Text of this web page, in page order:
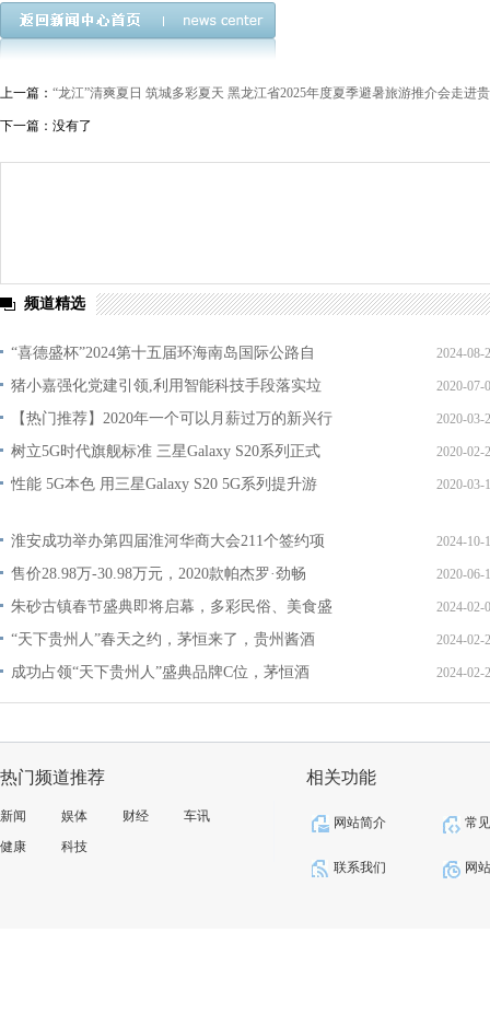
上一篇： “龙江”清爽夏日 筑城多彩夏天 黑龙江省2025年度夏季避暑旅游推介会走进
下一篇：没有了
频道精选
“喜德盛杯”2024第十五届环海南岛国际公路自 2024-08-
猪小嘉强化党建引领,利用智能科技手段落实垃 2020-07-
【热门推荐】2020年一个可以月薪过万的新兴行 2020-03-
树立5G时代旗舰标准 三星Galaxy S20系列正式 2020-02-
性能 5G本色 用三星Galaxy S20 5G系列提升游 2020-03-
淮安成功举办第四届淮河华商大会211个签约项 2024-10-
售价28.98万-30.98万元，2020款帕杰罗·劲畅 2020-06-
朱砂古镇春节盛典即将启幕，多彩民俗、美食盛 2024-02-
“天下贵州人”春天之约，茅恒来了，贵州酱酒 2024-02-
成功占领“天下贵州人”盛典品牌C位，茅恒酒 2024-02-
热门频道推荐
新闻 娱体 财经
车讯
健康
科技
相关功能
网站简介 常
联系我们 网